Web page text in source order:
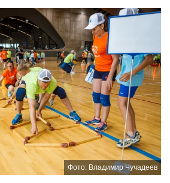
Фото: Владимир Чучадеев